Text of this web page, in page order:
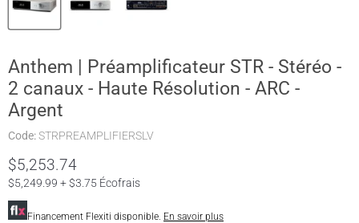
Anthem | Préamplificateur STR - Stéréo -
2 canaux - Haute Résolution - ARC -
Argent
Code:STRPREAMPLIFIERSLV
$5,253.74
$5,249.99 + $3.75 Écofrais
Financement Flexiti disponible. En savoir plus